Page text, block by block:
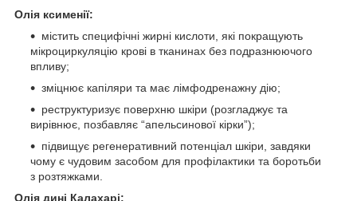
Олія ксименії:
містить специфічні жирні кислоти, які покращують
мікроциркуляцію крові в тканинах без подразнюючого
впливу;
зміцнює капіляри та має лімфодренажну дію;
реструктуризує поверхню шкіри (розгладжує та
вирівнює, позбавляє “апельсинової кірки”);
підвищує регенеративний потенціал шкіри, завдяки
чому є чудовим засобом для профілактики та боротьби
з розтяжками.
Олія дині Калахарі: